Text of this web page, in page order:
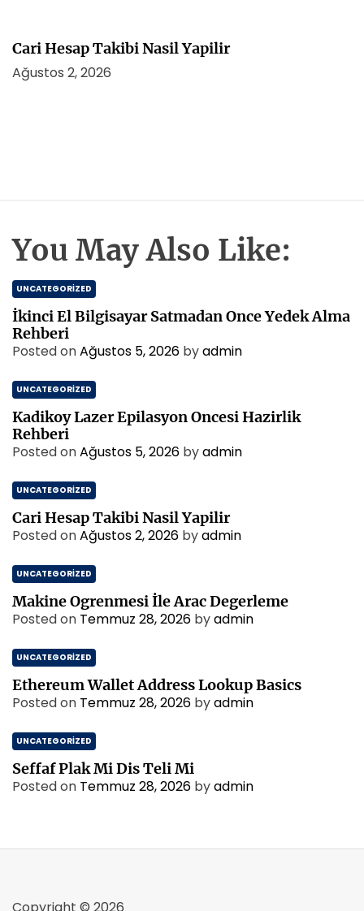
Cari Hesap Takibi Nasil Yapilir
Ağustos 2, 2026
You May Also Like:
UNCATEGORIZED
İkinci El Bilgisayar Satmadan Once Yedek Alma
Rehberi
Posted onAğustos 5, 2026 byadmin
UNCATEGORIZED
Kadikoy Lazer Epilasyon Oncesi Hazirlik
Rehberi
Posted onAğustos 5, 2026 byadmin
UNCATEGORIZED
Cari Hesap Takibi Nasil Yapilir
Posted onAğustos 2, 2026 byadmin
UNCATEGORIZED
Makine Ogrenmesi İle Arac Degerleme
Posted on Temmuz 28, 2026 byadmin
UNCATEGORIZED
Ethereum Wallet Address Lookup Basics
Posted on Temmuz 28, 2026 byadmin
UNCATEGORIZED
Seffaf Plak Mi Dis Teli Mi
Posted on Temmuz 28, 2026 byadmin